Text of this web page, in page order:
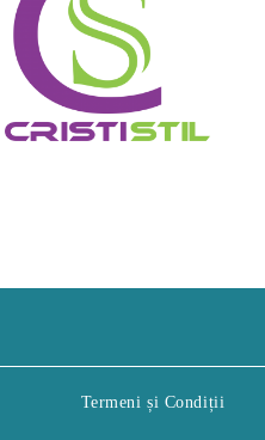
Termeni și Condiții